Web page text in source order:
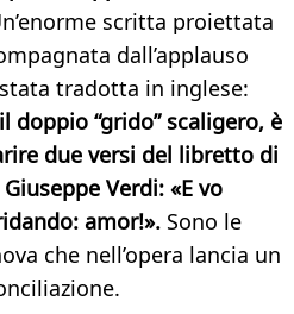
scritta proiettata
dall’applauso
tradotta in inglese:
doppio “grido” scaligero, è
due versi del libretto di
Giuseppe Verdi: «E vo
amor!». Sono le
che nell’opera lancia un